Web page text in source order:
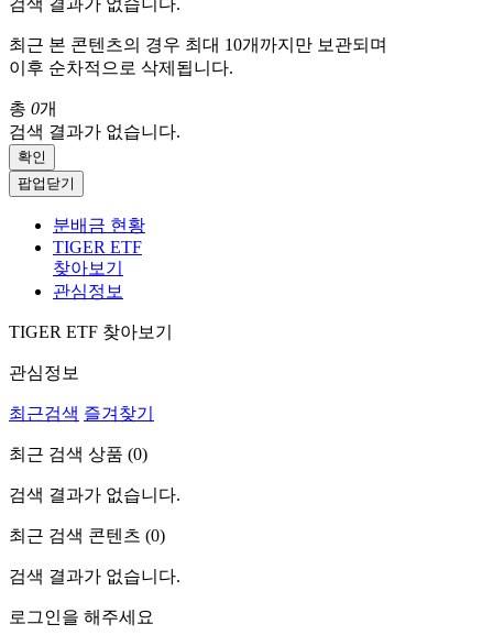
검색 결과가 없습니다.
최근 본 콘텐츠의 경우 최대 10개까지만 보관되며
이후 순차적으로 삭제됩니다.
총 0개
검색 결과가 없습니다.
확인
팝업닫기
분배금 현황
TIGER ETF
찾아보기
관심정보
TIGER ETF 찾아보기
관심정보
최근검색 즐겨찾기
최근 검색 상품 (0)
검색 결과가 없습니다.
최근 검색 콘텐츠 (0)
검색 결과가 없습니다.
로그인을 해주세요